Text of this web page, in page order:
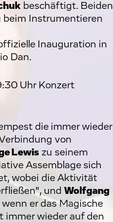
beschäftigt. Beiden
beim Instrumentieren
Inauguration in
Dan.
Uhr Konzert
die immer wieder
von
Lewis zu seinem
Assemblage sich
wobei die Aktivität
und Wolfgang
er das Magische
immer wieder auf den